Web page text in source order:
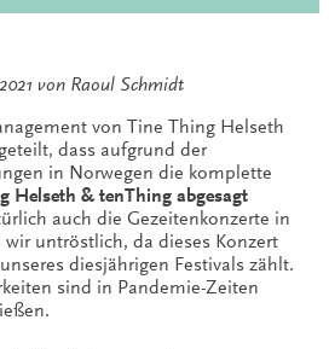
von Raoul Schmidt
von Tine Thing Helseth
dass aufgrund der
in Norwegen die komplette
Helseth & tenThing abgesagt
auch die Gezeitenkonzerte in
untröstlich, da dieses Konzert
diesjährigen Festivals zählt.
sind in Pandemie-Zeiten